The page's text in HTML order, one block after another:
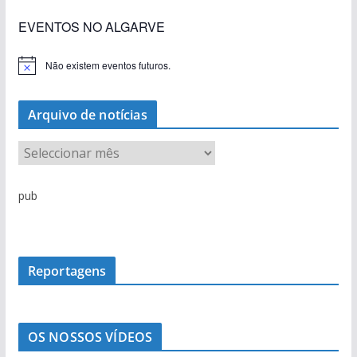
EVENTOS NO ALGARVE
Não existem eventos futuros.
Arquivo de notícias
r
q
d
n
o
pub
Reportagens
OS NOSSOS VÍDEOS